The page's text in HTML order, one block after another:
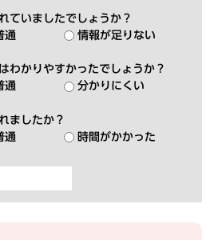
ていましたでしょうか？
通 情報が足りない
わかりやすかったでしょうか？
通 分かりにくい
ましたか？
通 時間がかかった